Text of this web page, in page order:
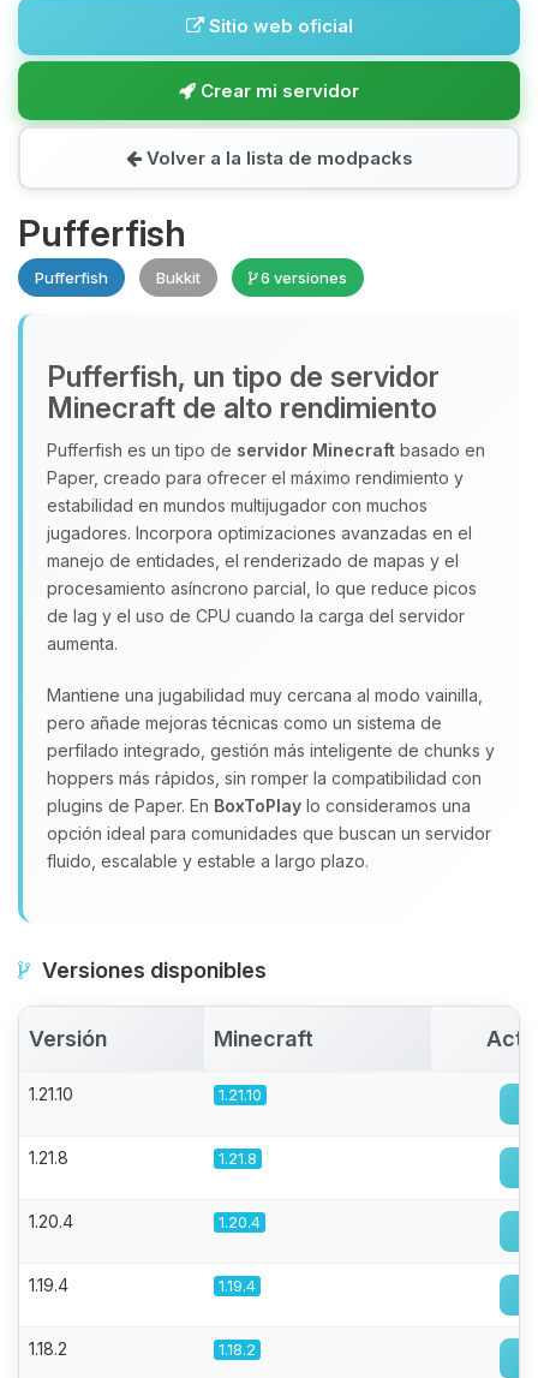
Sitio web oficial
Crear mi servidor
Volver a la lista de modpacks
Pufferfish
Pufferfish Bukkit 6 versiones
Pufferfish, un tipo de servidor
Minecraft de alto rendimiento
Pufferfish es un tipo de servidor Minecraft basado en
Paper, creado para ofrecer el máximo rendimiento y
estabilidad en mundos multijugador con muchos
jugadores. Incorpora optimizaciones avanzadas en el
manejo de entidades, el renderizado de mapas y el
procesamiento asíncrono parcial, lo que reduce picos
de lag y el uso de CPU cuando la carga del servidor
aumenta.
Mantiene una jugabilidad muy cercana al modo vainilla,
pero añade mejoras técnicas como un sistema de
perfilado integrado, gestión más inteligente de chunks y
hoppers más rápidos, sin romper la compatibilidad con
plugins de Paper. En BoxToPlay lo consideramos una
opción ideal para comunidades que buscan un servidor
fluido, escalable y estable a largo plazo.
Versiones disponibles
Versión Minecraft
1.21.10 1.21.10
1.21.8 1.21.8
1.20.4 1.20.4
1.19.4 1.19.4
1.18.2 1.18.2
hablar! Soy Choupy, tu pequeno
asistente de BoxToPlay. Cuentame
que necesitas y moveré mis
pequenos circuitos para ayudarte.
06/08/2026 20:14